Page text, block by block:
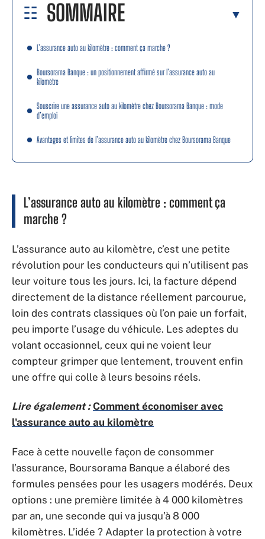
SOMMAIRE
L’assurance auto au kilomètre : comment ça marche ?
Boursorama Banque : un positionnement affirmé sur l’assurance auto au
kilomètre
Souscrire une assurance auto au kilomètre chez Boursorama Banque : mode
d’emploi
Avantages et limites de l’assurance auto au kilomètre chez Boursorama Banque
L’assurance auto au kilomètre : comment ça
marche ?
L’assurance auto au kilomètre, c’est une petite
révolution pour les conducteurs qui n’utilisent pas
leur voiture tous les jours. Ici, la facture dépend
directement de la distance réellement parcourue,
loin des contrats classiques où l’on paie un forfait,
peu importe l’usage du véhicule. Les adeptes du
volant occasionnel, ceux qui ne voient leur
compteur grimper que lentement, trouvent enfin
une offre qui colle à leurs besoins réels.
Lire également : Comment économiser avec
l'assurance auto au kilomètre
Face à cette nouvelle façon de consommer
l’assurance, Boursorama Banque a élaboré des
formules pensées pour les usagers modérés. Deux
options : une première limitée à 4 000 kilomètres
par an, une seconde qui va jusqu’à 8 000
kilomètres. L’idée ? Adapter la protection à votre